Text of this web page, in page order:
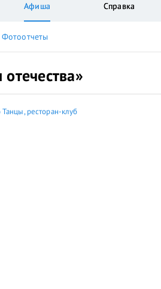
Танцы, ресторан-клуб
Афиша Справка
Фотоотчеты